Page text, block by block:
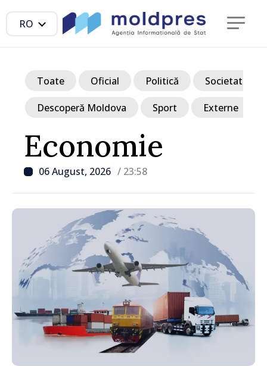
RO
Economie
06 August, 2026 / 23:58
Toate Oficial Politică Societate
Descoperă Moldova Sport Externe